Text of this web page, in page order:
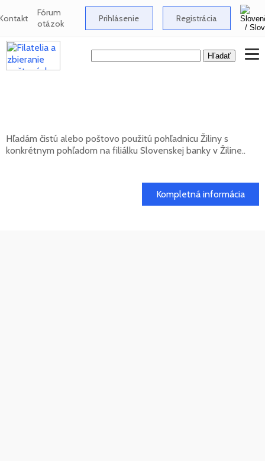
Fórum
otázok Prihlásenie Registrácia
Hľadám čistú alebo poštovo použitú pohľadnicu Žiliny s
konkrétnym pohľadom na filiálku Slovenskej banky v Žiline..
Kompletná informácia